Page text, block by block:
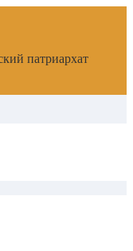
патриархат